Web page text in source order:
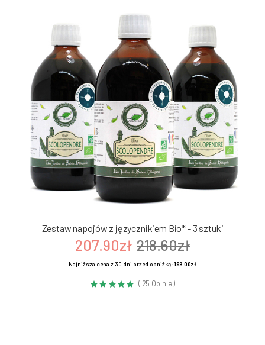
Zestaw napojów z języcznikiem Bio* - 3 sztuki
207.90zł 218.60zł
Najniższa cena z 30 dni przed obniżką:198.00zł
( 25 Opinie )